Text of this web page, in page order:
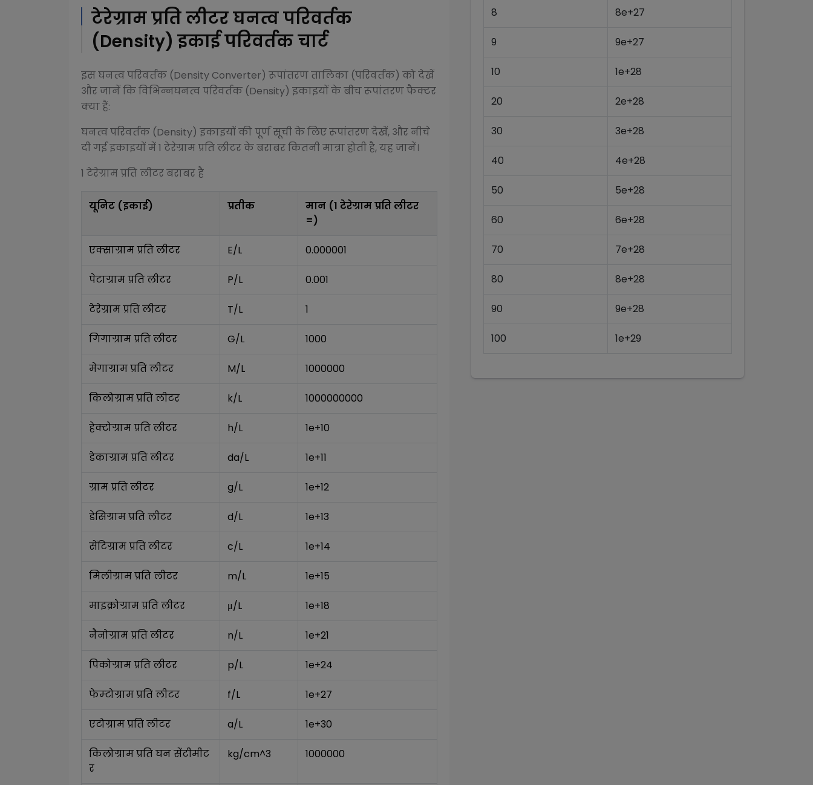
टेरेग्राम प्रति लीटरघनत्व परिवर्तक
(Density) इकाई परिवर्तक चार्ट
इसघनत्व परिवर्तक (Density Converter) रूपांतरण तालिका (परिवर्तक) को देखें
और जानें कि विभिन्नघनत्व परिवर्तक (Density) इकाइयों के बीच रूपांतरण फैक्टर
क्या हैं:
घनत्व परिवर्तक (Density) इकाइयों की पूर्ण सूची के लिए रूपांतरण देखें, और नीचे
दी गई इकाइयों में 1 टेरेग्राम प्रति लीटरके बराबर कितनी मात्रा होती है, यह जानें।
1 टेरेग्राम प्रति लीटरबराबर है
यूनिट (इकाई) प्रतीक मान (1 टेरेग्राम प्रति लीटर
=)
एक्साग्राम प्रति लीटर E/L 0.000001
पेटाग्राम प्रति लीटर P/L 0.001
टेरेग्राम प्रति लीटर T/L 1
गिगाग्राम प्रति लीटर G/L 1000
मेगाग्राम प्रति लीटर M/L 1000000
किलोग्राम प्रति लीटर k/L 1000000000
हेक्टोग्राम प्रति लीटर h/L 1e+10
डेकाग्राम प्रति लीटर da/L 1e+11
ग्राम प्रति लीटर g/L 1e+12
डेसिग्राम प्रति लीटर d/L 1e+13
सेंटिग्राम प्रति लीटर c/L 1e+14
मिलीग्राम प्रति लीटर m/L 1e+15
माइक्रोग्राम प्रति लीटर μ/L 1e+18
नैनोग्राम प्रति लीटर n/L 1e+21
पिकोग्राम प्रति लीटर p/L 1e+24
फेम्टोग्राम प्रति लीटर f/L 1e+27
एटोग्राम प्रति लीटर a/L 1e+30
किलोग्राम प्रति घन सेंटीमीट
र
kg/cm^3 1000000
8 8e+27
9 9e+27
10 1e+28
20 2e+28
30 3e+28
40 4e+28
50 5e+28
60 6e+28
70 7e+28
80 8e+28
90 9e+28
100 1e+29